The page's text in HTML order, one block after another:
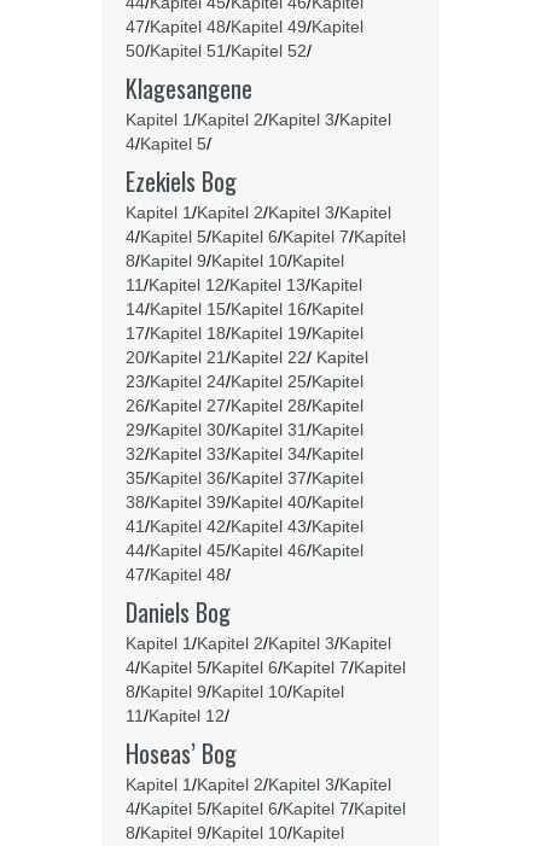
47/Kapitel 48/Kapitel 49/Kapitel
50/Kapitel 51/Kapitel 52/
Klagesangene
Kapitel 1/Kapitel 2/Kapitel 3/Kapitel
4/Kapitel 5/
Ezekiels Bog
Kapitel 1/Kapitel 2/Kapitel 3/Kapitel
4/Kapitel 5/Kapitel 6/Kapitel 7/Kapitel
8/Kapitel 9/Kapitel 10/Kapitel
11/Kapitel 12/Kapitel 13/Kapitel
14/Kapitel 15/Kapitel 16/Kapitel
17/Kapitel 18/Kapitel 19/Kapitel
20/Kapitel 21/Kapitel 22/ Kapitel
23/Kapitel 24/Kapitel 25/Kapitel
26/Kapitel 27/Kapitel 28/Kapitel
29/Kapitel 30/Kapitel 31/Kapitel
32/Kapitel 33/Kapitel 34/Kapitel
35/Kapitel 36/Kapitel 37/Kapitel
38/Kapitel 39/Kapitel 40/Kapitel
41/Kapitel 42/Kapitel 43/Kapitel
44/Kapitel 45/Kapitel 46/Kapitel
47/Kapitel 48/
Daniels Bog
Kapitel 1/Kapitel 2/Kapitel 3/Kapitel
4/Kapitel 5/Kapitel 6/Kapitel 7/Kapitel
8/Kapitel 9/Kapitel 10/Kapitel
11/Kapitel 12/
Hoseas’ Bog
Kapitel 1/Kapitel 2/Kapitel 3/Kapitel
4/Kapitel 5/Kapitel 6/Kapitel 7/Kapitel
8/Kapitel 9/Kapitel 10/Kapitel